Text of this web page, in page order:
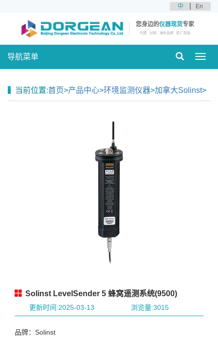
中 En
您身边的仪器现货专家
代理 分销 海外品牌 原厂原装
导航菜单
当前位置:首页>产品中心>环境监测仪器>加拿大Solinst>
Solinst LevelSender 5 蜂窝遥测系统(9500)
更新时间:2025-03-13 浏览量:3015
品牌：Solinst